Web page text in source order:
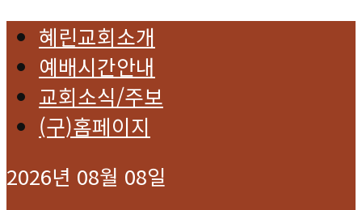
혜린교회소개
예배시간안내
교회소식/주보
(구)홈페이지
2026년 08월 08일